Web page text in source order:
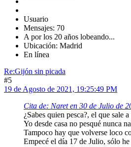
Usuario
Mensajes: 70
A por los 20 años lobeando...
Ubicación: Madrid
En línea
Re:Gijón sin picada
#5
19 de Agosto de 2021, 19:25:49 PM
Cita de: Naret en 30 de Julio de
¿Sabes quien pesca?, el que sale a
Yo desde casa no pesqué nunca
Tampoco hay que volverse loco
Empecé el día 17 de Julio, sólo